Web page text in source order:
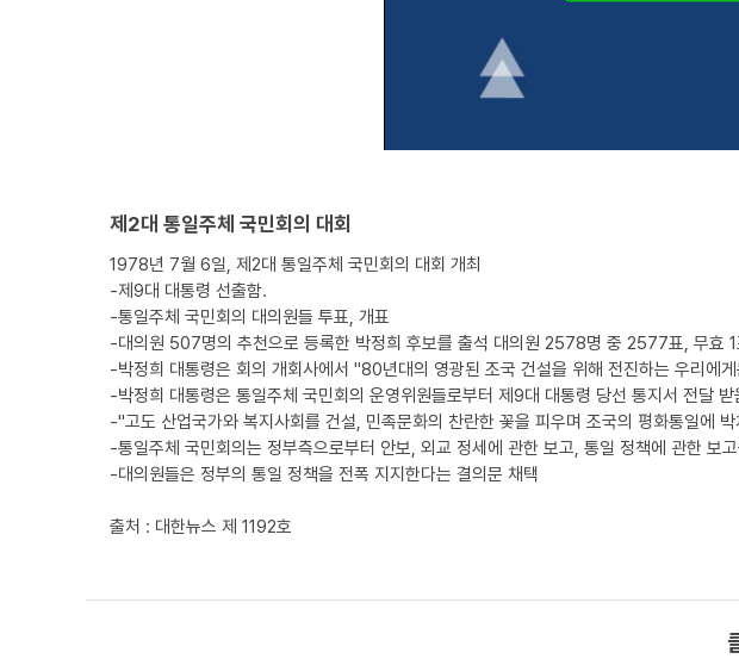
제2대 통일주체 국민회의 대회
1978년 7월 6일, 제2대 통일주체 국민회의 대회 개최
-제9대 대통령 선출함.
-통일주체 국민회의 대의원들 투표, 개표
-대의원 507명의 추천으로 등록한 박정희 후보를 출석 대의원 2578명 중 2577표, 무효
-박정희 대통령은 회의 개회사에서 "80년대의 영광된 조국 건설을 위해 전진하는 우리에
-박정희 대통령은 통일주체 국민회의 운영위원들로부터 제9대 대통령 당선 통지서 전달 받
-"고도 산업국가와 복지사회를 건설, 민족문화의 찬란한 꽃을 피우며 조국의 평화통일에
-통일주체 국민회의는 정부측으로부터 안보, 외교 정세에 관한 보고, 통일 정책에 관한 보
-대의원들은 정부의 통일 정책을 전폭 지지한다는 결의문 채택
출처 : 대한뉴스 제 1192호